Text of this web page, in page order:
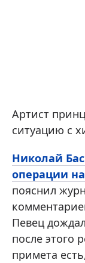
Артист
ситуацию с
Николай
операции
пояснил
Певец
после этого
примета